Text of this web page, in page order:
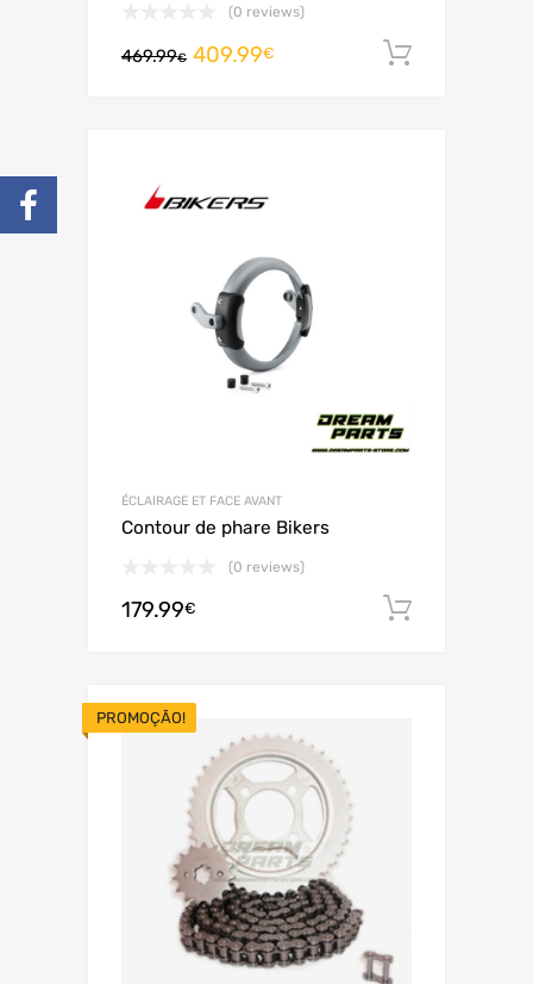
(0 reviews)
469.99€ 409.99€
ÉCLAIRAGE ET FACE AVANT
Contour de phare Bikers
(0 reviews)
179.99€
PROMOÇÃO!